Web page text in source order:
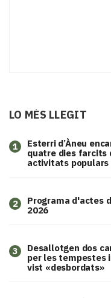
LO MÉS LLEGIT
1
Esterri d’Àneu
quatre dies farcits
activitats populars
2
Programa d'actes
2026
3
​Desallotgen dos
per les tempestes
vist «desbordats»